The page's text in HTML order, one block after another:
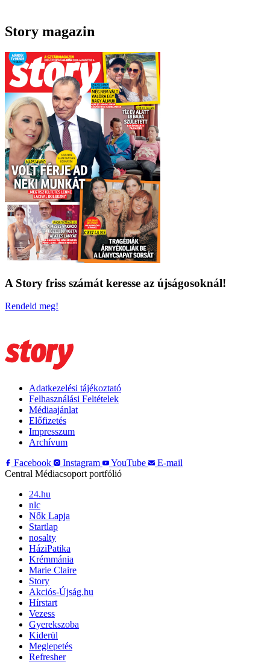
Story magazin
A Story friss számát keresse az újságosoknál!
Rendeld meg!
Adatkezelési tájékoztató
Felhasználási Feltételek
Médiaajánlat
Előfizetés
Impresszum
Archívum
Facebook
Instagram YouTube
E-mail
Central Médiacsoport portfólió
24.hu
nlc
Nők Lapja
Startlap
nosalty
HáziPatika
Krémmánia
Marie Claire
Story
Akciós-Újság.hu
Hírstart
Vezess
Gyerekszoba
Kiderül
Meglepetés
Refresher